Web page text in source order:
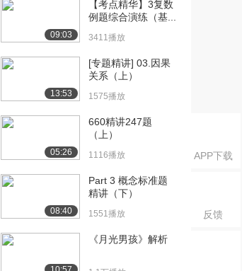
APP下载
反馈
4460播放
[17] 2-3整式乘法与乘法公
式基础性例题...
4560播放
[18] 2-3整式乘法与乘法公
式基础性例题...
3288播放
[19] 2-4整式乘法与乘法公
3803播放
[20] 2-4整式乘法与乘法公
3696播放
[21] 2-5因式分解之公式法
09:03
【考点精华】3复数
例题综合演练（基...
3411播放
13:53
[专题精讲] 03.因果
关系（上）
1575播放
05:26
660精讲247题
（上）
1116播放
08:40
Part 3 概念标准题
精讲（下）
1551播放
《月光男孩》解析